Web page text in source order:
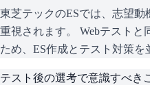
東芝テックのESでは、志望動
重視されます。 Webテスト
ため、ES作成とテスト対策を
テスト後の選考で意識すべき